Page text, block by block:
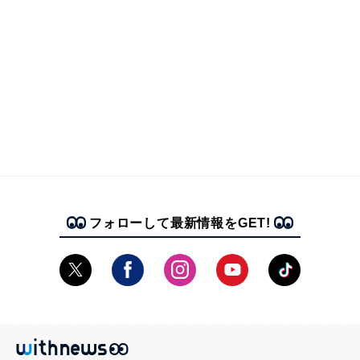
フォローして最新情報をGET!